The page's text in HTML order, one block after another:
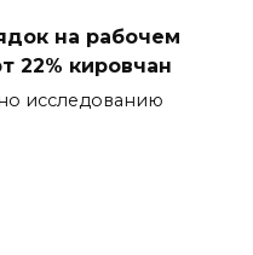
на рабочем
22% кировчан
исследованию